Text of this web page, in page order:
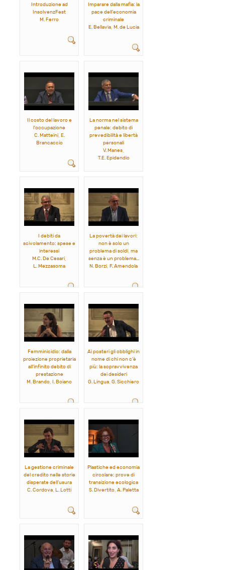
Introduzione ad
InsolvenzFest
M. Ferro
Imparare dalla mafia: la
pace dell'economia
criminale
E. Bellavia, M. de Lucia
Il costo del lavoro e
l'occupazione
C. Matteini, E.
Brancaccio
La norma nel sistema
penale: debito di
prevedibilità e libertà
personali
V. Manes,
T.E. Epidendio
I debiti da
scivolamento: spese e
interessi
M.C. De Cesari,
L. Mezzasoma
La povertà dei lavori:
non è solo un
problema di soldi, ma
senza è un problema...
N. Borzi, F. Amendola
Femminicidio: dalla
proiezione proprietaria
all'infinito debito di
prestazione
M. Brando, I. Boiano
Ai posteri gli obblighi in
nome di chi non c'è
più: la sopravvivenza
dei desideri
G. Lingua, G. Sicchiero
La gestione criminale
del credito nelle storie
disperate dell'usura
C. Cordova, L. Lotti
Plastiche ed economia
circolare: prove di
transizione ecologica
S. Divertito, A. Paletta